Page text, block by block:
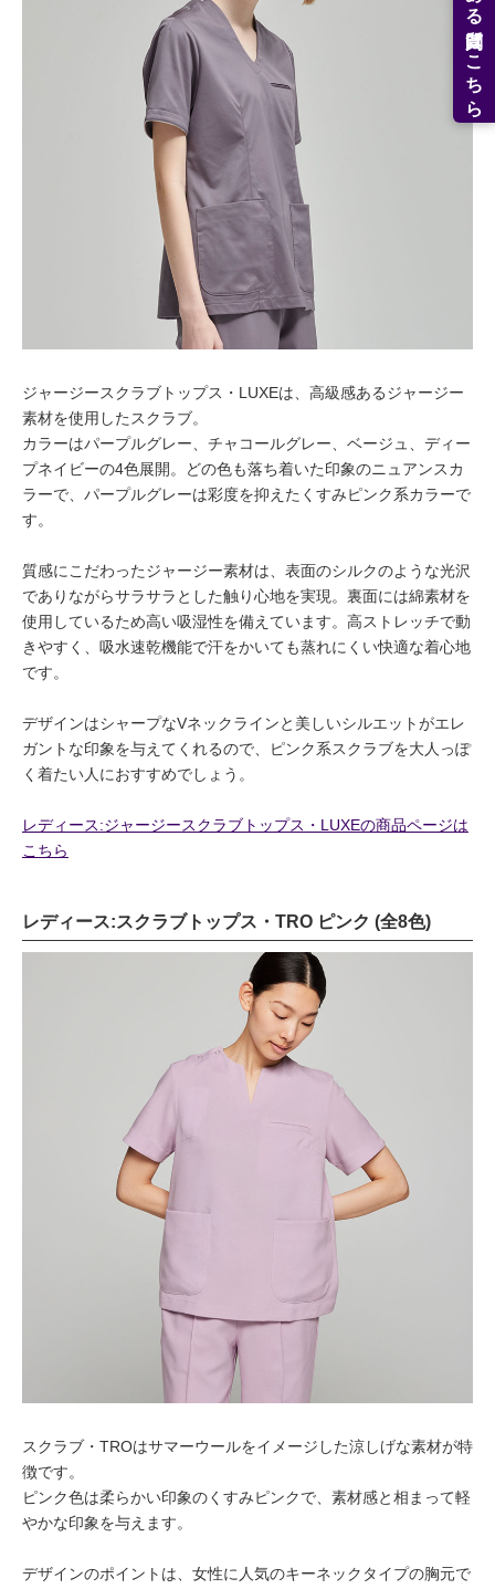
ジャージースクラブトップス・LUXEは、高級感あるジャージー
素材を使用したスクラブ。
カラーはパープルグレー、チャコールグレー、ベージュ、ディー
プネイビーの4色展開。どの色も落ち着いた印象のニュアンスカ
ラーで、パープルグレーは彩度を抑えたくすみピンク系カラーで
す。
質感にこだわったジャージー素材は、表面のシルクのような光沢
でありながらサラサラとした触り心地を実現。裏面には綿素材を
使用しているため高い吸湿性を備えています。高ストレッチで動
きやすく、吸水速乾機能で汗をかいても蒸れにくい快適な着心地
です。
デザインはシャープなVネックラインと美しいシルエットがエレ
ガントな印象を与えてくれるので、ピンク系スクラブを大人っぽ
く着たい人におすすめでしょう。
レディース:ジャージースクラブトップス・LUXEの商品ページは
こちら
レディース:スクラブトップス・TRO ピンク (全8色)
スクラブ・TROはサマーウールをイメージした涼しげな素材が特
徴です。
ピンク色は柔らかい印象のくすみピンクで、素材感と相まって軽
やかな印象を与えます。
デザインのポイントは、女性に人気のキーネックタイプの胸元で